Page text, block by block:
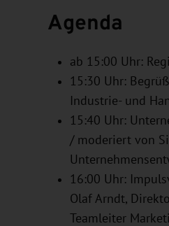
Agenda
ab 15:00 Uhr:
15:30 Uhr:
Industrie- und
15:40 Uhr:
/ moderiert von
16:00 Uhr:
Olaf Arndt,
Teamleiter